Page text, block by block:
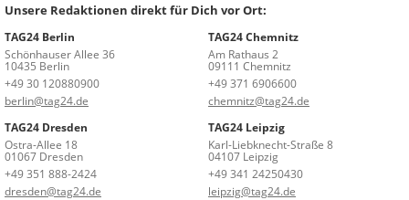
Unsere Redaktionen direkt für Dich vor Ort:
TAG24 Berlin
Schönhauser Allee 36
10435 Berlin
+49 30 120880900
berlin@tag24.de
TAG24 Chemnitz
Am Rathaus 2
09111 Chemnitz
+49 371 6906600
chemnitz@tag24.de
TAG24 Dresden
Ostra-Allee 18
01067 Dresden
+49 351 888-2424
dresden@tag24.de
TAG24 Leipzig
Karl-Liebknecht-Straße 8
04107 Leipzig
+49 341 24250430
leipzig@tag24.de